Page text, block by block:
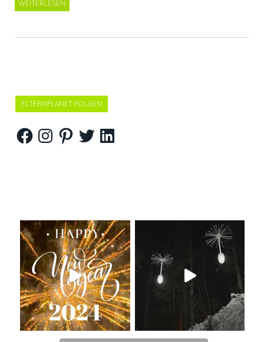
WEITERLESEN
ELTERNPLANET FOLGEN
FacebookInstagramPinterestTwitterLinkedIn